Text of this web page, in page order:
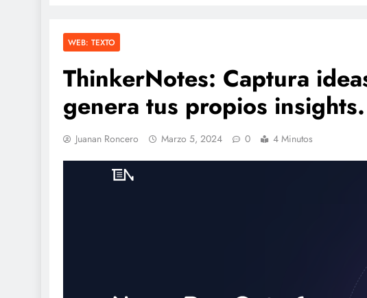
WEB: TEXTO
ThinkerNotes: Captura
genera tus propios insights.
Juanan Roncero Marzo 5, 2024 0 4 Minutos